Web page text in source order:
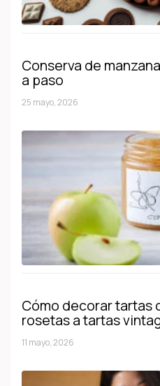
Conserva de
a paso
25 mayo, 2026
Cómo decorar tartas
rosetas a tartas
11 mayo, 2026